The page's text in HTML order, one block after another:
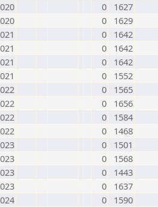
0
1627
0
1629
0
1642
0
1642
0
1642
0
1552
0
1565
0
1656
0
1584
0
1468
0
1501
0
1568
0
1443
0
1637
0
1590